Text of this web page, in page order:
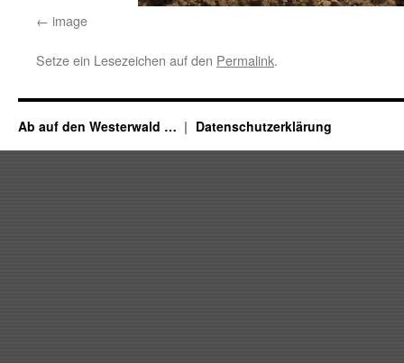
image
Setze ein Lesezeichen auf den Permalink.
Ab auf den Westerwald … Datenschutzerklärung